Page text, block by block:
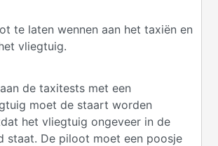
te laten wennen aan het taxiën en
vliegtuig.
de taxitests met een
moet de staart worden
het vliegtuig ongeveer in de
staat. De piloot moet een poosje